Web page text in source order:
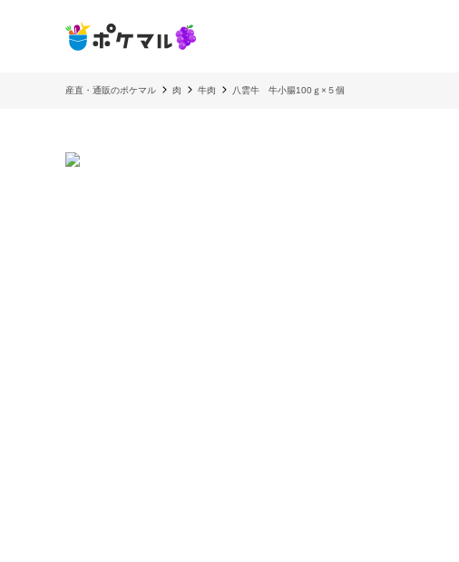
産直・通販のポケマル 肉 牛肉 八雲牛 牛小腸100ｇ×５個